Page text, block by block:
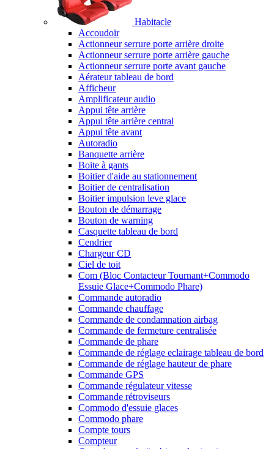
Habitacle
Accoudoir
Actionneur serrure porte arrière droite
Actionneur serrure porte arrière gauche
Actionneur serrure porte avant gauche
Aérateur tableau de bord
Afficheur
Amplificateur audio
Appui tête arrière
Appui tête arrière central
Appui tête avant
Autoradio
Banquette arrière
Boite à gants
Boitier d'aide au stationnement
Boitier de centralisation
Boitier impulsion leve glace
Bouton de démarrage
Bouton de warning
Casquette tableau de bord
Cendrier
Chargeur CD
Ciel de toit
Com (Bloc Contacteur Tournant+Commodo
Essuie Glace+Commodo Phare)
Commande autoradio
Commande chauffage
Commande de condamnation airbag
Commande de fermeture centralisée
Commande de phare
Commande de réglage eclairage tableau de bord
Commande de réglage hauteur de phare
Commande GPS
Commande régulateur vitesse
Commande rétroviseurs
Commodo d'essuie glaces
Commodo phare
Compte tours
Compteur